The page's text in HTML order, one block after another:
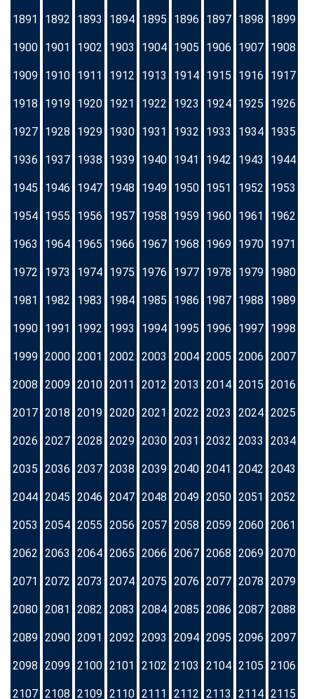
1891 1892 1893 1894 1895 1896 1897 1898 1899
1900 1901 1902 1903 1904 1905 1906 1907 1908
1909 1910 1911 1912 1913 1914 1915 1916 1917
1918 1919 1920 1921 1922 1923 1924 1925 1926
1927 1928 1929 1930 1931 1932 1933 1934 1935
1936 1937 1938 1939 1940 1941 1942 1943 1944
1945 1946 1947 1948 1949 1950 1951 1952 1953
1954 1955 1956 1957 1958 1959 1960 1961 1962
1963 1964 1965 1966 1967 1968 1969 1970 1971
1972 1973 1974 1975 1976 1977 1978 1979 1980
1981 1982 1983 1984 1985 1986 1987 1988 1989
1990 1991 1992 1993 1994 1995 1996 1997 1998
1999 2000 2001 2002 2003 2004 2005 2006 2007
2008 2009 2010 2011 2012 2013 2014 2015 2016
2017 2018 2019 2020 2021 2022 2023 2024 2025
2026 2027 2028 2029 2030 2031 2032 2033 2034
2035 2036 2037 2038 2039 2040 2041 2042 2043
2044 2045 2046 2047 2048 2049 2050 2051 2052
2053 2054 2055 2056 2057 2058 2059 2060 2061
2062 2063 2064 2065 2066 2067 2068 2069 2070
2071 2072 2073 2074 2075 2076 2077 2078 2079
2080 2081 2082 2083 2084 2085 2086 2087 2088
2089 2090 2091 2092 2093 2094 2095 2096 2097
2098 2099 2100 2101 2102 2103 2104 2105 2106
2107 2108 2109 2110 2111 2112 2113 2114 2115